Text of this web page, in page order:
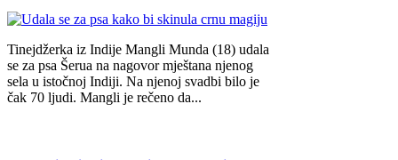
Tinejdžerka iz Indije Mangli Munda (18) udala
se za psa Šerua na nagovor mještana njenog
sela u istočnoj Indiji. Na njenoj svadbi bilo je
čak 70 ljudi. Mangli je rečeno da...